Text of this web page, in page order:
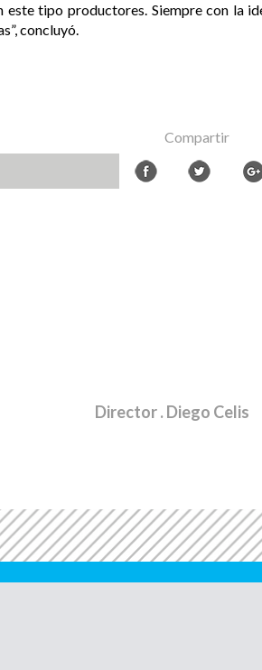
tipo productores. Siempre con la
concluyó.
Compartir
Director. Diego Celis